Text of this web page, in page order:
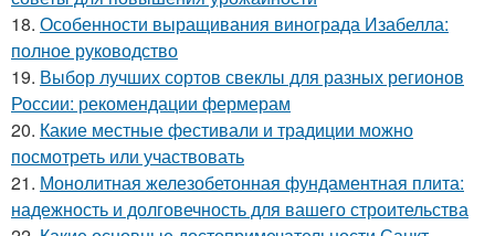
18. Особенности выращивания винограда Изабелла:
полное руководство
19. Выбор лучших сортов свеклы для разных регионов
России: рекомендации фермерам
20. Какие местные фестивали и традиции можно
посмотреть или участвовать
21. Монолитная железобетонная фундаментная плита:
надежность и долговечность для вашего строительства